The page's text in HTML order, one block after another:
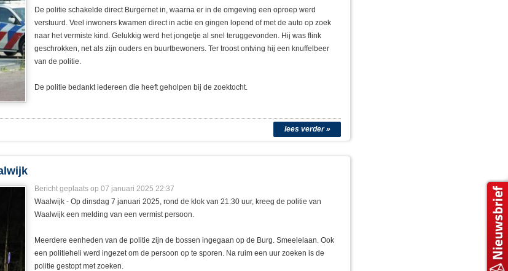
De politie schakelde direct Burgernet in, waarna er in de omgeving een oproep werd
verstuurd. Veel inwoners kwamen direct in actie en gingen lopend of met de auto op zoek
naar het vermiste kind. Gelukkig werd het jongetje al snel teruggevonden. Hij was flink
geschrokken, net als zijn ouders en buurtbewoners. Ter troost ontving hij een knuffelbeer
van de politie.
De politie bedankt iedereen die heeft geholpen bij de zoektocht.
lees verder »
Bericht geplaats op 07 januari 2025 22:37
Waalwijk - Op dinsdag 7 januari 2025, rond de klok van 21:30 uur, kreeg de politie van
Waalwijk een melding van een vermist persoon.
Meerdere eenheden van de politie zijn de bossen ingegaan op de Burg. Smeelelaan. Ook
een politieheli werd ingezet om de persoon op te sporen. Na ruim een uur zoeken is de
politie gestopt met zoeken.